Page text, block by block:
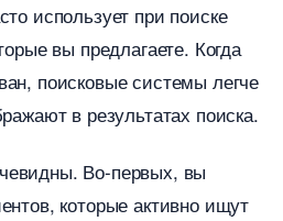
использует при поиске
вы предлагаете. Когда
поисковые системы легче
в результатах поиска.
Во-первых, вы
которые активно ищут